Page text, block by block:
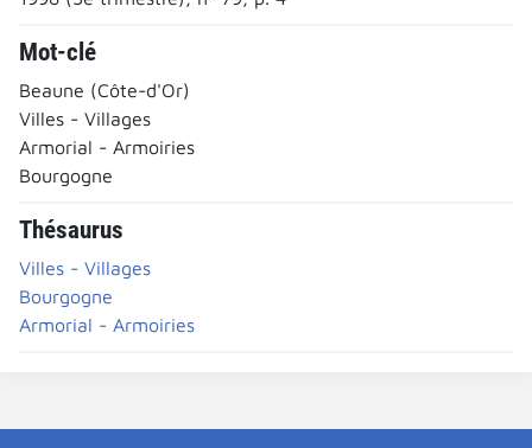
Mot-clé
Beaune (Côte-d'Or)
Villes - Villages
Armorial - Armoiries
Bourgogne
Thésaurus
Villes - Villages
Bourgogne
Armorial - Armoiries